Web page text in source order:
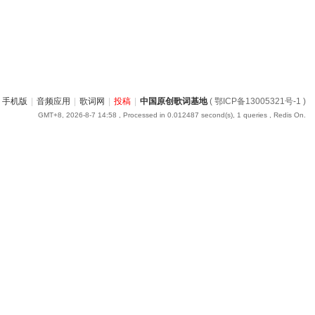
手机版 音频应用 歌词网 投稿 中国原创歌词基地( 鄂ICP备13005321号-1 )
GMT+8, 2026-8-7 14:58 , Processed in 0.012487 second(s), 1 queries , Redis On.